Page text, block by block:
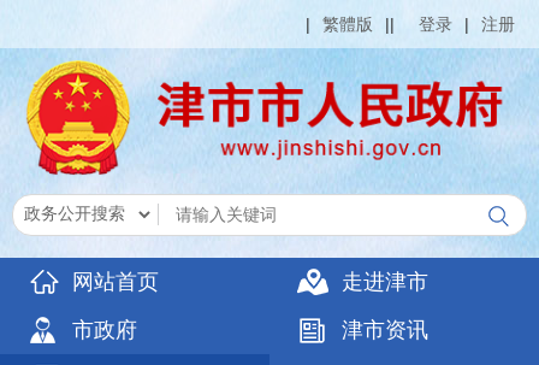
| 繁體版 || 登录 | 注册
网站首页
走进津市
市政府
津市资讯